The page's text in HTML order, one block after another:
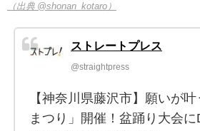
（出典 @shonan_kotaro）
ストレートプレス
@straightpress
【神奈川県藤沢市】願いが
まつり」開催！盆踊り大会に